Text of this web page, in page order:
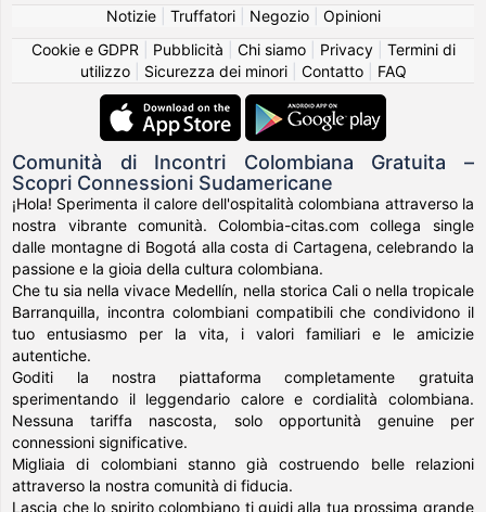
Notizie| Truffatori| Negozio| Opinioni
Cookie e GDPR
Pubblicità Chi siamo| Privacy| Termini di
utilizzo| Sicurezza dei minori| Contatto| FAQ
Comunità di Incontri Colombiana Gratuita –
Scopri Connessioni Sudamericane
¡Hola! Sperimenta il calore dell'ospitalità colombiana attraverso la
nostra vibrante comunità. Colombia-citas.com collega single
dalle montagne di Bogotá alla costa di Cartagena, celebrando la
passione e la gioia della cultura colombiana.
Che tu sia nella vivace Medellín, nella storica Cali o nella tropicale
Barranquilla, incontra colombiani compatibili che condividono il
tuo entusiasmo per la vita, i valori familiari e le amicizie
autentiche.
Goditi la nostra piattaforma completamente gratuita
sperimentando il leggendario calore e cordialità colombiana.
Nessuna tariffa nascosta, solo opportunità genuine per
connessioni significative.
Migliaia di colombiani stanno già costruendo belle relazioni
attraverso la nostra comunità di fiducia.
Lascia che lo spirito colombiano ti guidi alla tua prossima grande